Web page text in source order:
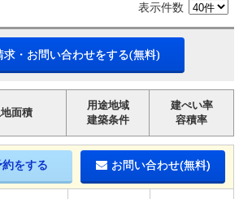
表示件数
求・お問い合わせをする(無料)
面積
用途地域
建築条件
建ぺい率
容積率
約をする お問い合わせ(無料)